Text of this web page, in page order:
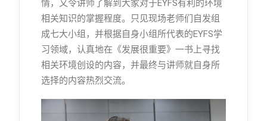
情，又令讲师了解到大家对于EYFS有利的环境
相关知识的掌握程度。只见现场老师们自发组
成七大小组，并根据自身小组所代表的EYFS学
习领域，认真地在《发展很重要》一书上寻找
相关环境创设的内容，并最终与讲师就自身所
选择的内容热烈交流。